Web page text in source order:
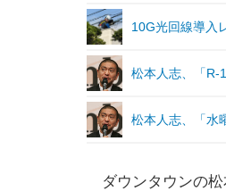
10G光回線導入
松本人志、「R-
松本人志、「水
ダウンタウンの松